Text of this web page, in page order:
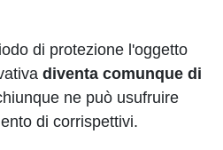
di protezione l'oggetto
diventa comunque di
ne può usufruire
di corrispettivi.